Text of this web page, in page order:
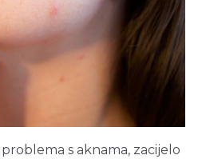
s aknama, zacijelo